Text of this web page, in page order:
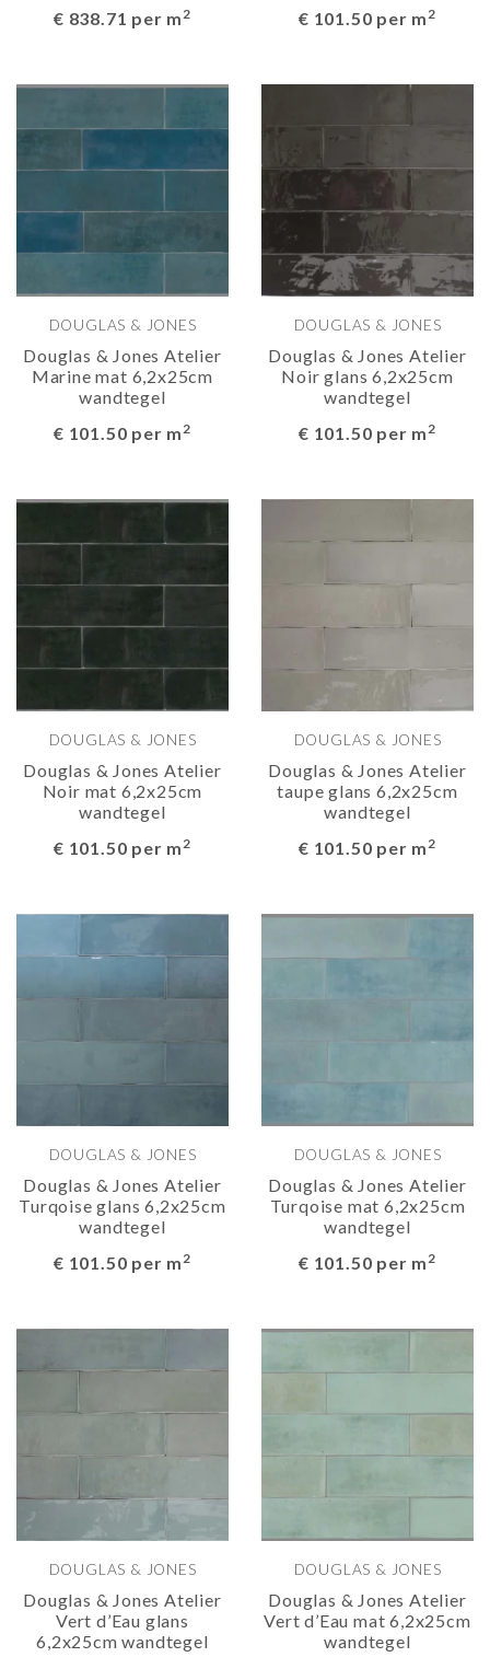
€ 838.71 per m2 € 101.50 per m2
DOUGLAS & JONES
Douglas & Jones Atelier
Marine mat 6,2x25cm
wandtegel
€ 101.50 per m2
DOUGLAS & JONES
Douglas & Jones Atelier
Noir glans 6,2x25cm
wandtegel
€ 101.50 per m2
DOUGLAS & JONES
Douglas & Jones Atelier
Noir mat 6,2x25cm
wandtegel
€ 101.50 per m2
DOUGLAS & JONES
Douglas & Jones Atelier
taupe glans 6,2x25cm
wandtegel
€ 101.50 per m2
DOUGLAS & JONES
Douglas & Jones Atelier
Turqoise glans 6,2x25cm
wandtegel
€ 101.50 per m2
DOUGLAS & JONES
Douglas & Jones Atelier
Turqoise mat 6,2x25cm
wandtegel
€ 101.50 per m2
DOUGLAS & JONES
Douglas & Jones Atelier
Vert d’Eau glans
6,2x25cm wandtegel
DOUGLAS & JONES
Douglas & Jones Atelier
Vert d’Eau mat 6,2x25cm
wandtegel